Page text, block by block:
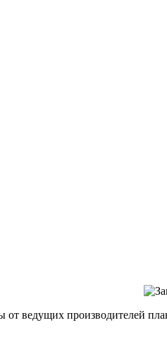
ведущих производителей